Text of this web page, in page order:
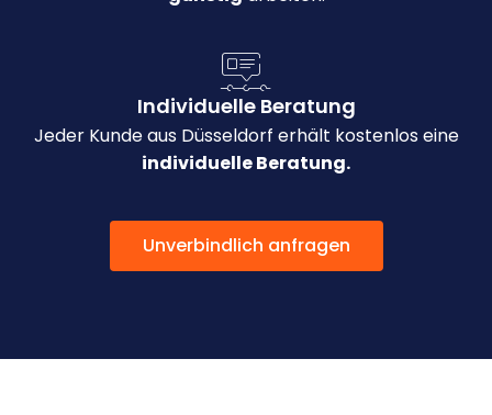
Individuelle Beratung
Jeder Kunde aus Düsseldorf erhält kostenlos eine
individuelle Beratung.
Unverbindlich anfragen